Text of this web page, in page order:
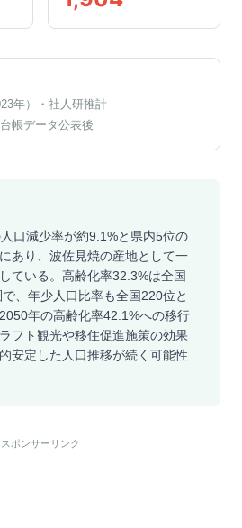
年）
・社人研推計
帳データ公表後
口減少率が約9.1%と県内5位の
あり、波佐見焼の産地として一
ている。高齢化率32.3%は全国
、年少人口比率も全国220位と
年の高齢化率42.1%への移行
フト観光や移住促進施策の効果
安定した人口推移が続く可能性
スポンサーリンク